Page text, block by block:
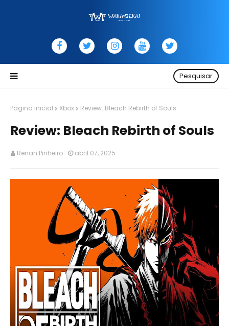
Pesquisar
Página inicial Xbox Review: Bleach Rebirth of Souls
Review: Bleach Rebirth of Souls
Renan Pinheiro abril 07, 2025